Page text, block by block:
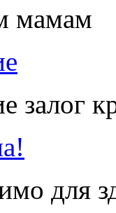
мамам
залог
для